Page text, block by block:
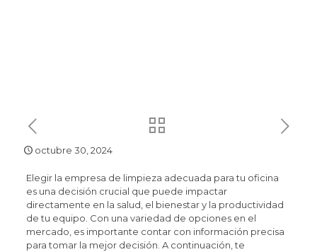
octubre 30, 2024
Elegir la empresa de limpieza adecuada para tu oficina
es una decisión crucial que puede impactar
directamente en la salud, el bienestar y la productividad
de tu equipo. Con una variedad de opciones en el
mercado, es importante contar con información precisa
para tomar la mejor decisión. A continuación, te